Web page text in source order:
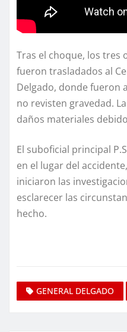
Tras el choque, los tres
fueron trasladados al
Delgado, donde fueron
no revisten gravedad.
daños materiales
El suboficial principal
en el lugar del
iniciaron las
esclarecer las
hecho.
GENERAL DELGADO